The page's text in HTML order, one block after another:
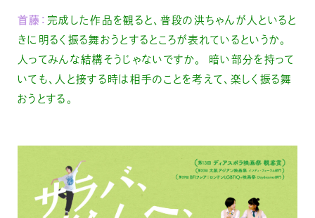
首藤：完成した作品を観ると、普段の洪ちゃんが人といると
きに明るく振る舞おうとするところが表れているというか。
人ってみんな結構そうじゃないですか。 暗い部分を持って
いても、人と接する時は相手のことを考えて、楽しく振る舞
おうとする。